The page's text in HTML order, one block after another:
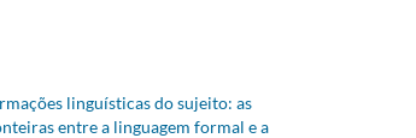
linguísticas do sujeito: as
entre a linguagem formal e a